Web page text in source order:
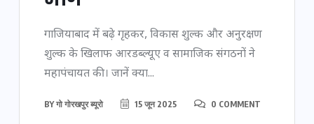
गाजियाबाद में बढ़े गृहकर, विकास शुल्क और अनुरक्षण
शुल्क के खिलाफ आरडब्ल्यूए व सामाजिक संगठनों ने
महापंचायत की। जानें क्या...
BYगो गोरखपुर ब्यूरो 15 जून 2025 0 COMMENT